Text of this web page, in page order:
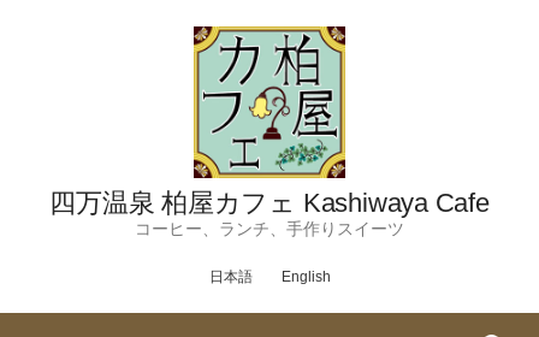
四万温泉 柏屋カフェ Kashiwaya Cafe
コーヒー、ランチ、手作りスイーツ
日本語 English